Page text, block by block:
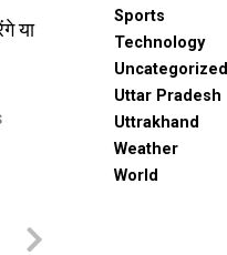
या
Sports
Technology
Uncategorized
Uttar Pradesh
Uttrakhand
Weather
World